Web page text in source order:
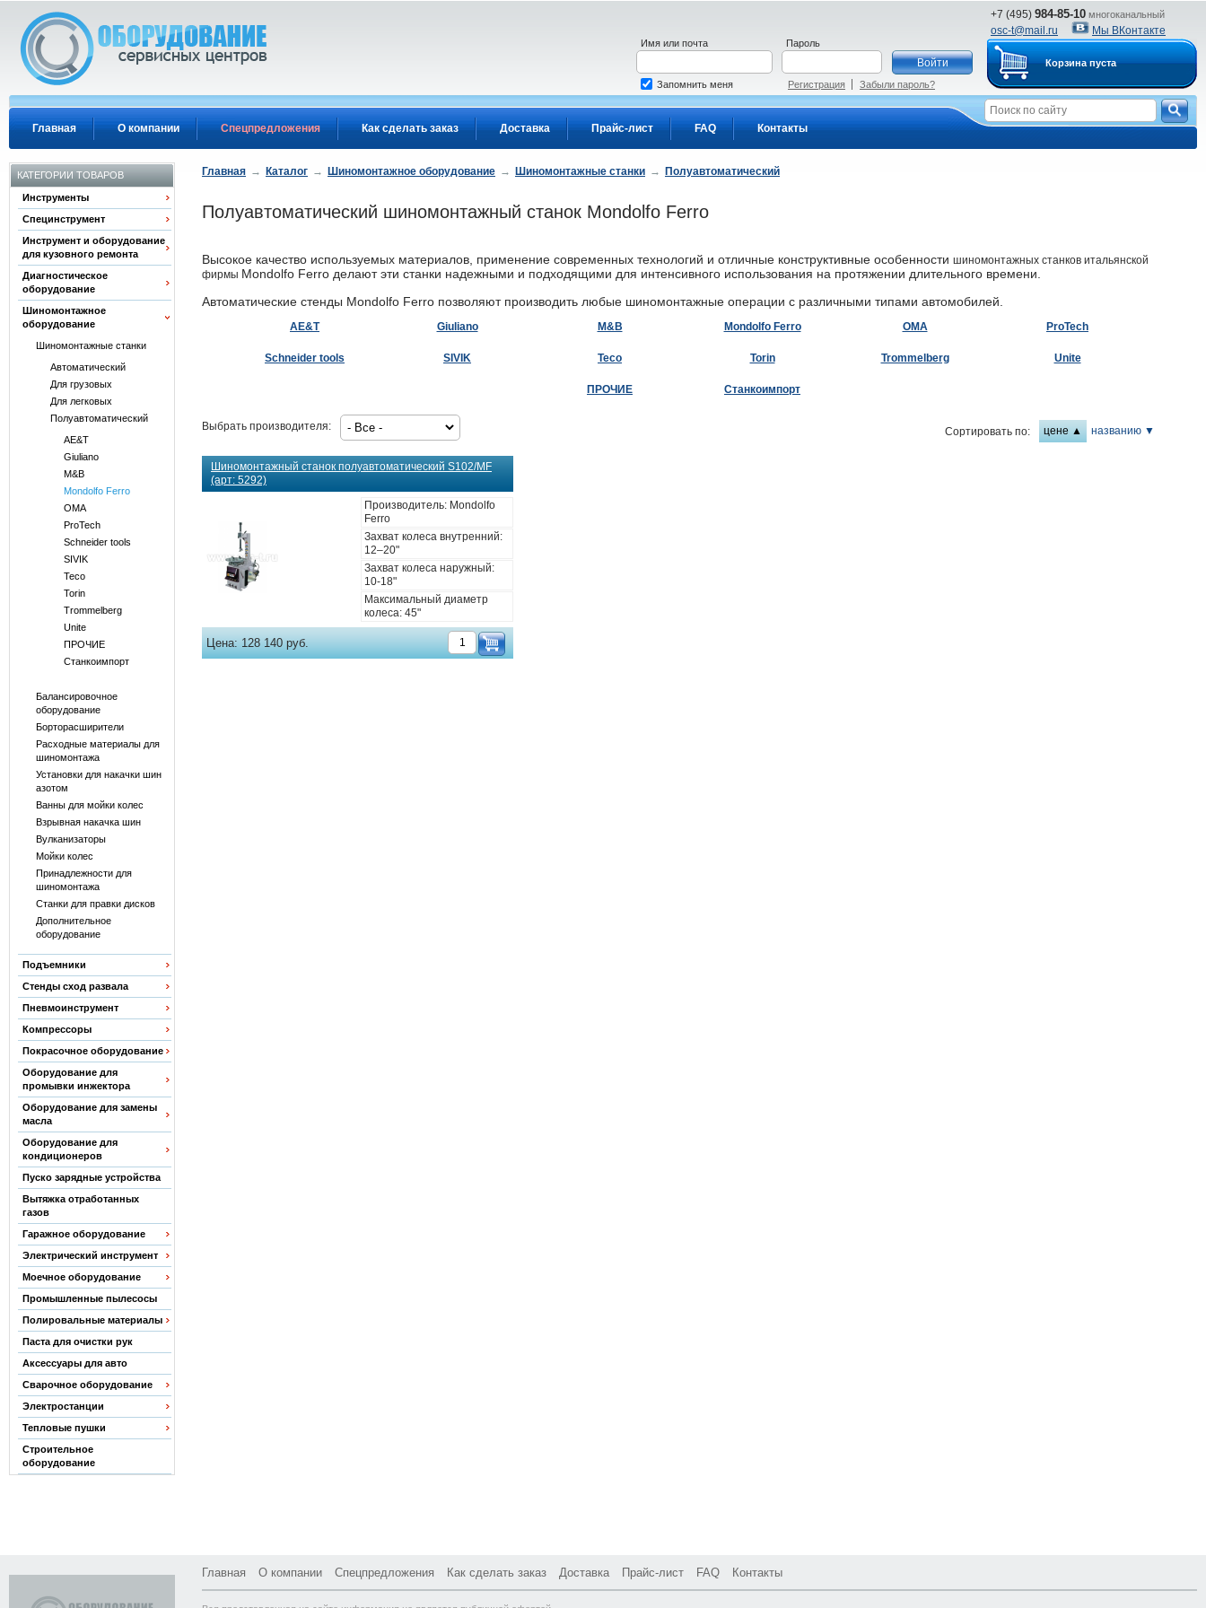
+7 (495) 984-85-10 многоканальный
osc-t@mail.ru Мы ВКонтакте
Главная О компании Спецпредложения Как сделать заказ Доставка Прайс-лист FAQ Контакты
Имя или почта Пароль
Запомнить меня Регистрация Забыли пароль?
Корзина пуста
КАТЕГОРИИ ТОВАРОВ
Инструменты
Специнструмент
Инструмент и оборудование
для кузовного ремонта
Диагностическое
оборудование
Шиномонтажное
оборудование
Шиномонтажные станки
Автоматический
Для грузовых
Для легковых
Полуавтоматический
AE&T
Giuliano
M&B
Mondolfo Ferro
OMA
ProTech
Schneider tools
SIVIK
Teco
Torin
Trommelberg
Unite
ПРОЧИЕ
Станкоимпорт
Балансировочное
оборудование
Борторасширители
Расходные материалы для
шиномонтажа
Установки для накачки шин
азотом
Ванны для мойки колес
Взрывная накачка шин
Вулканизаторы
Мойки колес
Принадлежности для
шиномонтажа
Станки для правки дисков
Дополнительное
оборудование
Подъемники
Стенды сход развала
Пневмоинструмент
Компрессоры
Покрасочное оборудование
Оборудование для
промывки инжектора
Оборудование для замены
масла
Оборудование для
кондиционеров
Пуско зарядные устройства
Вытяжка отработанных
газов
Гаражное оборудование
Электрический инструмент
Моечное оборудование
Промышленные пылесосы
Полировальные материалы
Паста для очистки рук
Аксессуары для авто
Сварочное оборудование
Электростанции
Тепловые пушки
Строительное
оборудование
Главная → Каталог → Шиномонтажное оборудование → Шиномонтажные станки → Полуавтоматический
Полуавтоматический шиномонтажный станок Mondolfo Ferro
Высокое качество используемых материалов, применение современных технологий и отличные конструктивные особенности шиномонтажных станков итальянской
фирмы Mondolfo Ferro делают эти станки надежными и подходящими для интенсивного использования на протяжении длительного времени.
Автоматические стенды Mondolfo Ferro позволяют производить любые шиномонтажные операции с различными типами автомобилей.
AE&T Giuliano M&B Mondolfo Ferro OMA ProTech
Schneider tools SIVIK Teco Torin Trommelberg Unite
ПРОЧИЕ Станкоимпорт
Выбрать производителя: Сортировать по: цене ▲ названию ▼
Шиномонтажный станок полуавтоматический S102/MF
(арт: 5292)
Производитель: Mondolfo
Ferro
Захват колеса внутренний:
12–20"
Захват колеса наружный:
10-18"
Максимальный диаметр
колеса: 45"
Цена: 128 140 руб.
Главная О компании Спецпредложения Как сделать заказ Доставка Прайс-лист FAQ Контакты